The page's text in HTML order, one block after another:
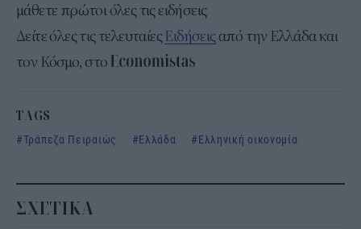
μάθετε πρώτοι όλες τις ειδήσεις
Δείτε όλες τις τελευταίεςΕιδήσειςαπό την Ελλάδα και
τον Κόσμο, στο
TAGS
Τράπεζα Πειραιώς
Ελλάδα Ελληνική οικονομία
ΣΧΕΤΙΚΑ